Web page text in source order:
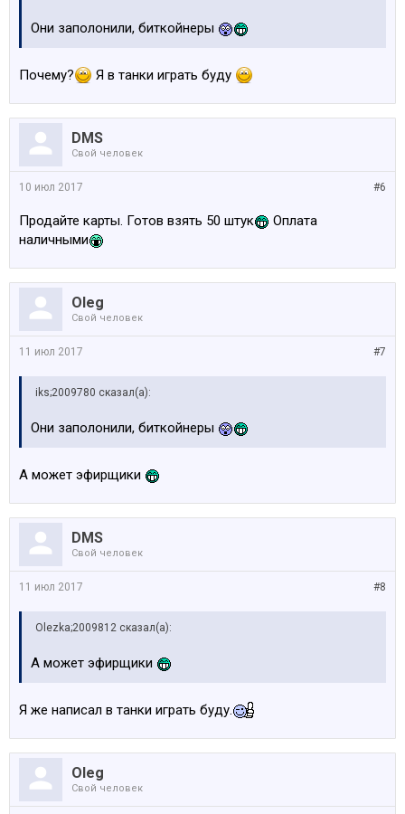
Они заполонили, биткойнеры
Почему? Я в танки играть буду
DMS
Свой человек
#6
10 июл 2017
Продайте карты. Готов взять 50 штук
Оплата
наличными
Oleg
Свой человек
#7
11 июл 2017
iks;2009780 сказал(а):
Они заполонили, биткойнеры
А может эфирщики
DMS
Свой человек
#8
11 июл 2017
Olezka;2009812 сказал(а):
А может эфирщики
Я же написал в танки играть буду.
Oleg
Свой человек